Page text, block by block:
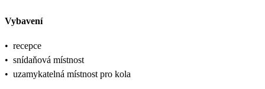
Vybavení
• recepce
• snídaňová místnost
• uzamykatelná místnost pro kola